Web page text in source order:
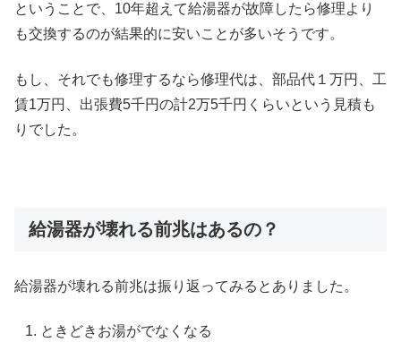
ということで、10年超えて給湯器が故障したら修理より
も交換するのが結果的に安いことが多いそうです。
もし、それでも修理するなら修理代は、部品代１万円、工
賃1万円、出張費5千円の計2万5千円くらいという見積も
りでした。
給湯器が壊れる前兆はあるの？
給湯器が壊れる前兆は振り返ってみるとありました。
ときどきお湯がでなくなる